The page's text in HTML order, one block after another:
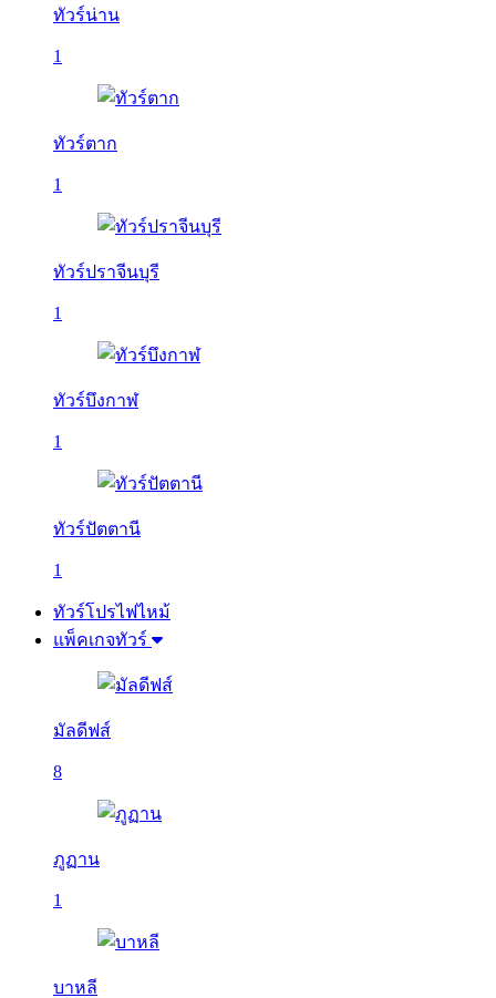
ทัวร์น่าน
1
ทัวร์ตาก
1
ทัวร์ปราจีนบุรี
1
ทัวร์บึงกาฬ
1
ทัวร์ปัตตานี
1
ทัวร์โปรไฟไหม้
แพ็คเกจทัวร์
มัลดีฟส์
8
ภูฏาน
1
บาหลี